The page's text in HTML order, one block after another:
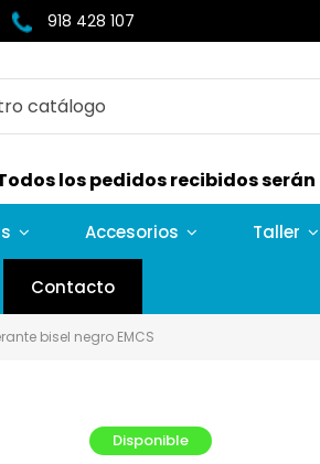
918 428 107
los pedidos recibidos
Accesorios Taller
Contacto
bisel negro EMCS
Disponible